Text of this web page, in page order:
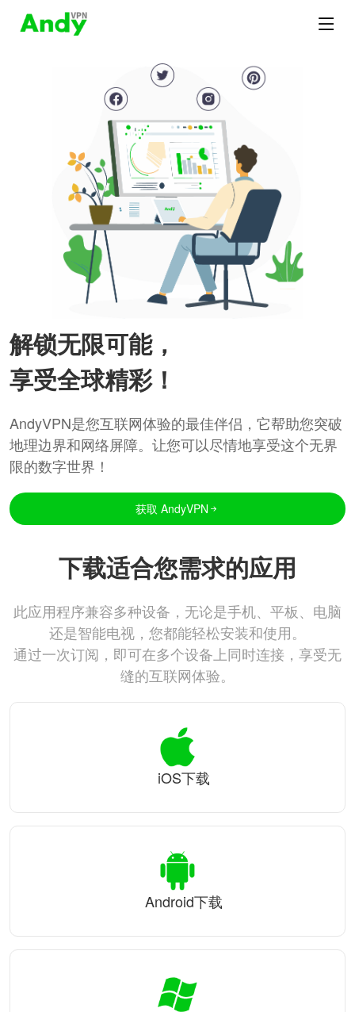
解锁无限可能，
享受全球精彩！
AndyVPN是您互联网体验的最佳伴侣，它帮助您突破
地理边界和网络屏障。让您可以尽情地享受这个无界
限的数字世界！
获取 AndyVPN
下载适合您需求的应用
此应用程序兼容多种设备，无论是手机、平板、电脑
还是智能电视，您都能轻松安装和使用。
通过一次订阅，即可在多个设备上同时连接，享受无
缝的互联网体验。
iOS下载
Android下载